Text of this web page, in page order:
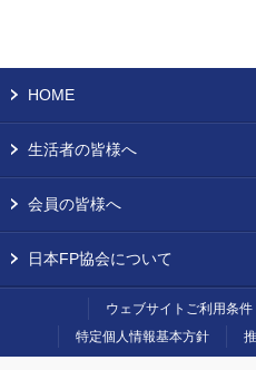
HOME
生活者の皆様へ
会員の皆様へ
日本FP協会について
ウェブサイトご利用条件
特定個人情報基本方針